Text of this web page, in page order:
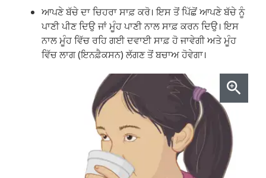
ਆਪਣੇ ਬੱਚੇ ਦਾ ਚਿਹਰਾ ਸਾਫ਼ ਕਰੋ। ਇਸ ਤੋਂ ਪਿੱਛੋਂ ਆਪਣੇ ਬੱਚੇ ਨੂੰ
ਪਾਣੀ ਪੀਣ ਦਿਉ ਜਾਂ ਮੂੰਹ ਪਾਣੀ ਨਾਲ ਸਾਫ਼ ਕਰਨ ਦਿਉ। ਇਸ
ਨਾਲ ਮੂੰਹ ਵਿੱਚ ਰਹਿ ਗਈ ਦਵਾਈ ਸਾਫ਼ ਹੋ ਜਾਵੇਗੀ ਅਤੇ ਮੂੰਹ
ਵਿੱਚ ਲਾਗ (ਇਨਫ਼ੈਕਸਨ) ਲੱਗਣ ਤੋਂ ਬਚਾਅ ਹੋਵੇਗਾ।